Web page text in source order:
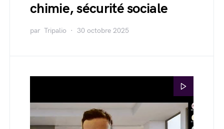
chimie, sécurité sociale
par Tripalio 30 octobre 2025